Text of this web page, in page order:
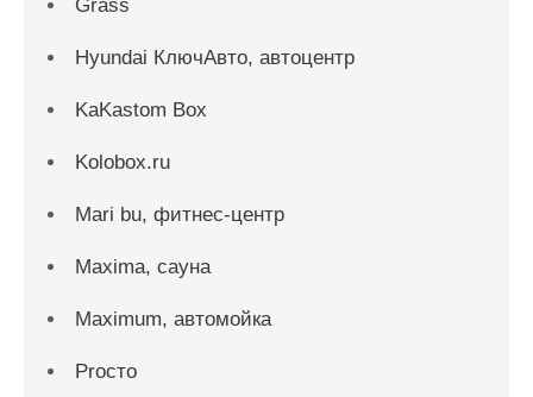
Grass
Hyundai КлючАвто, автоцентр
KaKastom Box
Kolobox.ru
Mari bu, фитнес-центр
Maxima, сауна
Maximum, автомойка
Proсто